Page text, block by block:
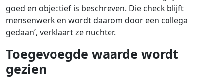
goed en objectief is beschreven. Die check blijft
mensenwerk en wordt daarom door een collega
gedaan’, verklaart ze nuchter.
Toegevoegde waarde wordt
gezien